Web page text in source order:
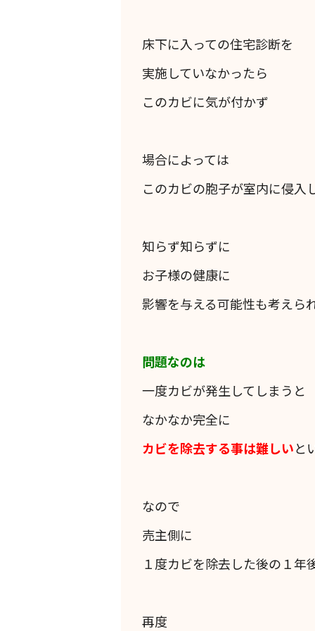
床下に入っての住宅診断を
実施していなかったら
このカビに気が付かず
場合によっては
このカビの胞子が室内に侵入
知らず知らずに
お子様の健康に
影響を与える可能性も考えら
問題なのは
一度カビが発生してしまうと
なかなか完全に
カビを除去する事は難しいと
なので
売主側に
１度カビを除去した後の１年
再度